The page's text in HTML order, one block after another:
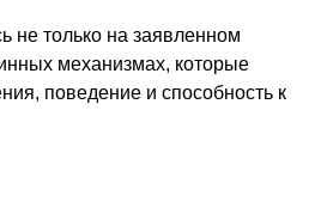
не только на заявленном
механизмах, которые
поведение и способность к